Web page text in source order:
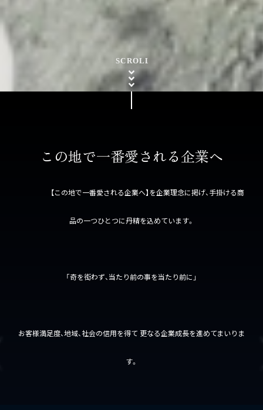
この地で一番愛される企業へ
【この地で一番愛される企業へ】を企業理念に掲げ、手掛ける商
品の一つひとつに丹精を込めています。
「奇を衒わず、当たり前の事を当たり前に」
お客様満足度、地域、社会の信用を得て 更なる企業成長を進めてまいりま
す。